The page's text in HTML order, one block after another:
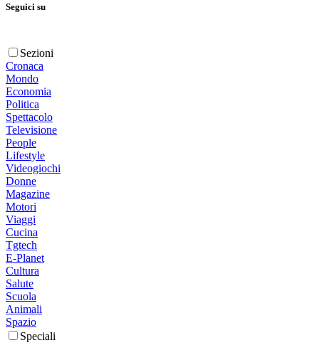
Seguici su
Sezioni
Cronaca
Mondo
Economia
Politica
Spettacolo
Televisione
People
Lifestyle
Videogiochi
Donne
Magazine
Motori
Viaggi
Cucina
Tgtech
E-Planet
Cultura
Salute
Scuola
Animali
Spazio
Speciali